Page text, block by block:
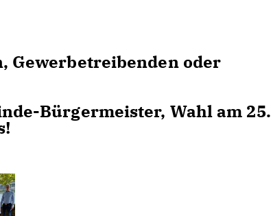
Gewerbetreibenden oder
Bürgermeister, Wahl am 25.